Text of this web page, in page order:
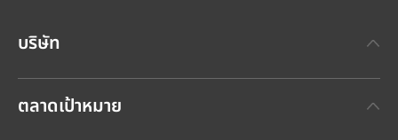
บริษัท
ตลาดเป้าหมาย